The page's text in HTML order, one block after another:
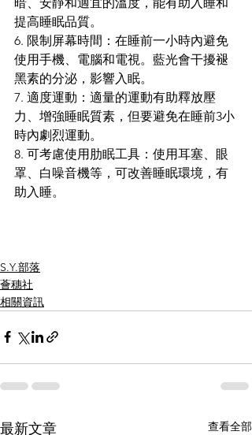
提高睡眠品質。
6. 限制屏幕時間：在睡前一小時內避免
使用手機、電腦和電視。藍光會干擾褪
黑素的分泌，影響入眠。
7. 適度運動：適量的運動有助釋放壓
力、增強睡眠質素，但要避免在睡前3小
時內劇烈運動。
8. 可考慮使用肋眠工具：使用耳塞、眼
罩、白噪音機等，可改善睡眠環境，有
助入睡。
S.Y.部落
薈穗社
相關資訊
最新文章 查看全部